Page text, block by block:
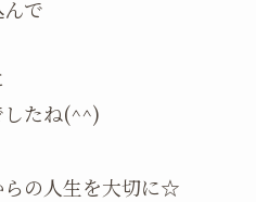
で
したね(^^)
らの人生を大切に☆